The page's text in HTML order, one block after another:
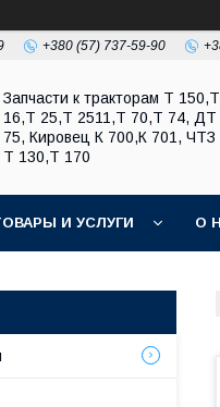
+380 (57) 737-59-90
Запчасти к тракторам Т 150,Т
16,Т 25,Т 2511,Т 70,Т 74, ДТ
75, Кировец К 700,К 701, ЧТЗ
Т 130,Т 170
И УСЛУГИ О